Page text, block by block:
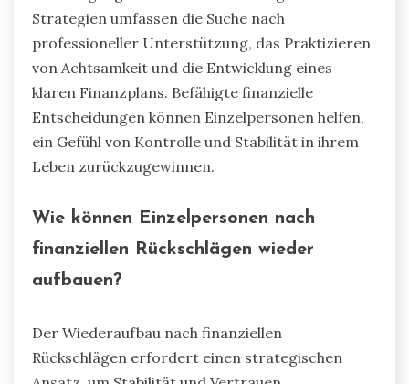
auslösen, einschließlich Angst, Depression und
Identitätskrisen. Diese emotionalen Reaktionen
resultieren oft aus den abrupten Veränderungen
im finanziellen Status, die zu Stress und
Unsicherheit über die Zukunft führen.
Forschungsergebnisse zeigen, dass Personen,
die plötzlichen Reichtum erfahren,
der Angst, ihren neu gewonnenen Status zu
verlieren, kämpfen. Umgekehrt müssen
diejenigen, die plötzlichen Verlust erleiden, oft
umgehen. Diese psychologischen
Herausforderungen können die
Entscheidungsfindung behindern und zu